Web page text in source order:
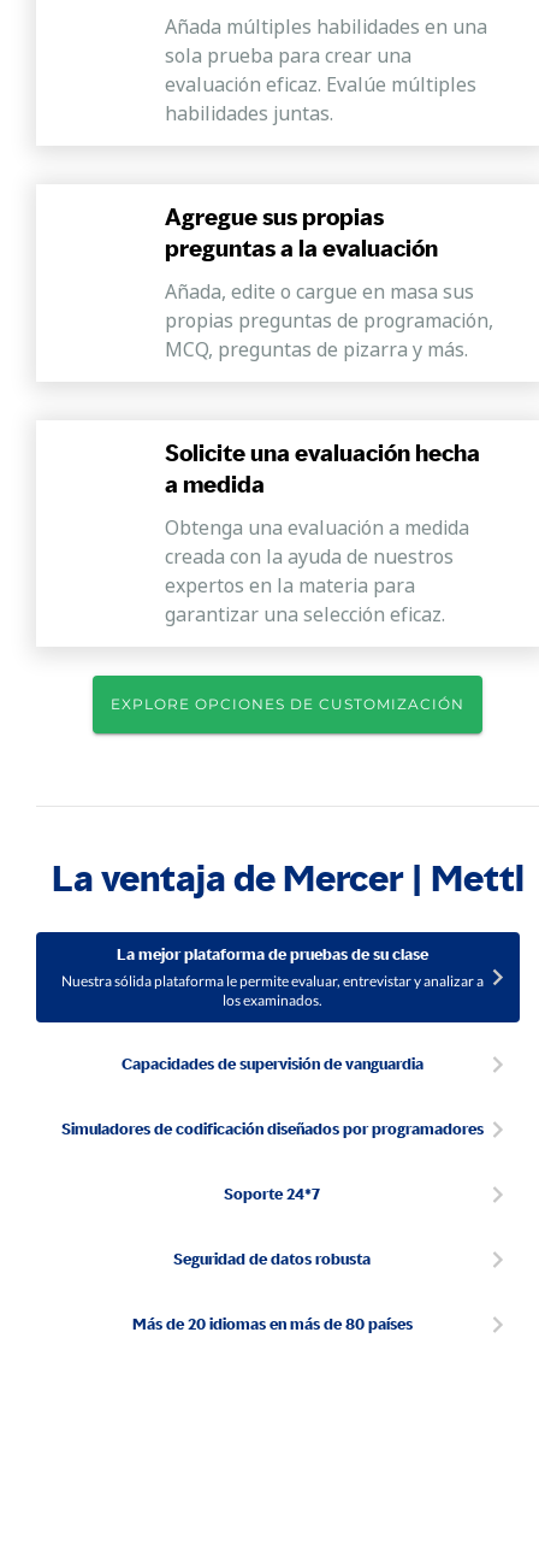
Añada múltiples habilidades en una
sola prueba para crear una
evaluación eficaz. Evalúe múltiples
habilidades juntas.
Agregue sus propias
preguntas a la evaluación
Añada, edite o cargue en masa sus
propias preguntas de programación,
MCQ, preguntas de pizarra y más.
Solicite una evaluación hecha
a medida
Obtenga una evaluación a medida
creada con la ayuda de nuestros
expertos en la materia para
garantizar una selección eficaz.
EXPLORE OPCIONES DE CUSTOMIZACIÓN
La ventaja de Mercer | Mettl
La mejor plataforma de pruebas de su clase
Nuestra sólida plataforma le permite evaluar, entrevistar y analizar a
los examinados.
Capacidades de supervisión de vanguardia
Simuladores de codificación diseñados por programadores
Soporte 24*7
Seguridad de datos robusta
Más de 20 idiomas en más de 80 países